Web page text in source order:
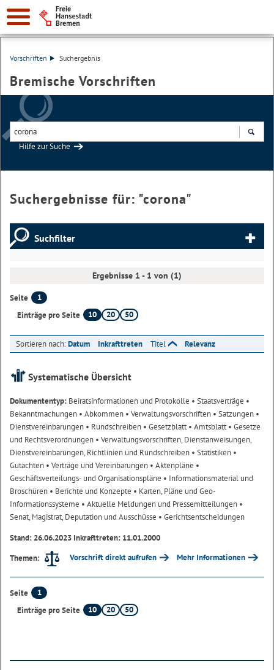
Vorschriften Suchergebnis
Bremische Vorschriften
Hilfe zur Suche
Suchergebnisse für: "corona"
Suchfilter
Ergebnisse 1 - 1 von (1)
Seite
1
Einträge pro Seite
10 20 50
Sortieren nach:Datum Inkrafttreten Titel Relevanz
Systematische Übersicht
Dokumententyp: Beiratsinformationen und Protokolle • Staatsverträge •
Bekanntmachungen • Abkommen • Verwaltungsvorschriften • Satzungen •
Dienstvereinbarungen • Rundschreiben • Gesetzblatt• Amtsblatt• Gesetze
und Rechtsverordnungen • Verwaltungsvorschriften, Dienstanweisungen,
Dienstvereinbarungen, Richtlinien und Rundschreiben • Statistiken •
Gutachten • Verträge und Vereinbarungen • Aktenpläne •
Geschäftsverteilungs- und Organisationspläne • Informationsmaterial und
Broschüren • Berichte und Konzepte • Karten, Pläne und Geo-
Informationssysteme • Aktuelle Meldungen und Pressemitteilungen •
Senat, Magistrat, Deputation und Ausschüsse • Gerichtsentscheidungen
Stand: 26.06.2023 Inkrafttreten: 11.01.2000
Themen:
Vorschrift direkt aufrufen Mehr Informationen
Seite
1
Einträge pro Seite
10 20 50